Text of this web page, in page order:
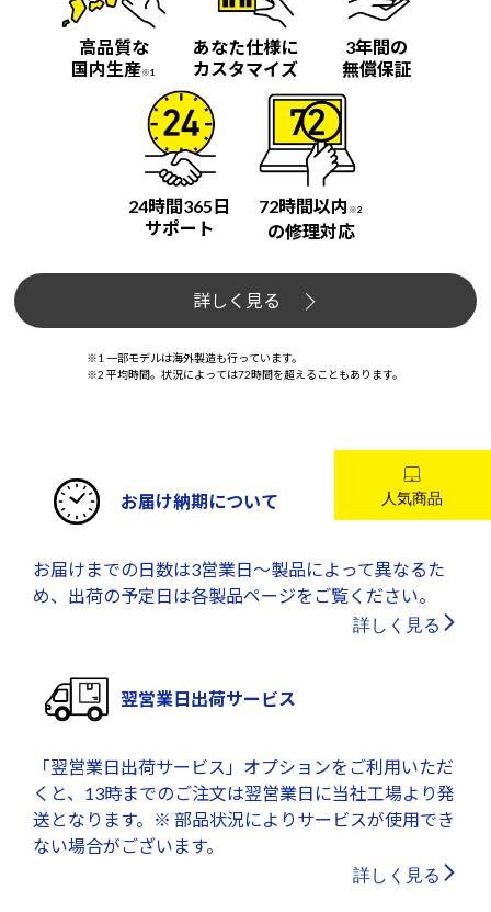
高品質な
国内生産※1
あなた仕様に
カスタマイズ
3年間の
無償保証
24時間365日
サポート
72時間以内 ※2
の修理対応
詳しく見る
※1 一部モデルは海外製造も行っています。
※2 平均時間。状況によっては72時間を超えることもあります。
お届け納期について
お届けまでの日数は3営業日～製品によって異なるた
め、出荷の予定日は各製品ページをご覧ください。
詳しく見る
翌営業日出荷サービス
「翌営業日出荷サービス」オプションをご利用いただ
くと、13時までのご注文は翌営業日に当社工場より発
送となります。※ 部品状況によりサービスが使用でき
ない場合がございます。
詳しく見る